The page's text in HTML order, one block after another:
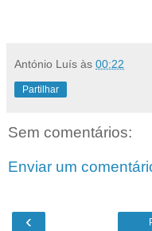
António Luís às 00:22
Partilhar
Sem comentários:
Enviar um
‹